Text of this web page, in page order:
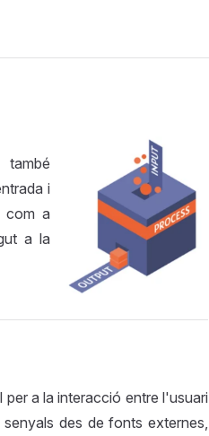
i
com a
a la
a la interacció entre l'usuari
des de fonts externes,